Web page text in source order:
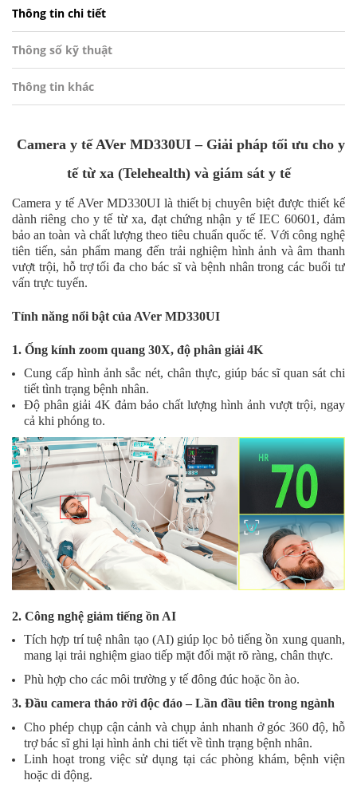
Thông tin chi tiết
Thông số kỹ thuật
Thông tin khác
Camera y tế AVer MD330UI – Giải pháp tối ưu cho y
tế từ xa (Telehealth) và giám sát y tế
Camera y tế AVer MD330UI là thiết bị chuyên biệt được thiết kế
dành riêng cho y tế từ xa, đạt chứng nhận y tế IEC 60601, đảm
bảo an toàn và chất lượng theo tiêu chuẩn quốc tế. Với công nghệ
tiên tiến, sản phẩm mang đến trải nghiệm hình ảnh và âm thanh
vượt trội, hỗ trợ tối đa cho bác sĩ và bệnh nhân trong các buổi tư
vấn trực tuyến.
Tính năng nổi bật của AVer MD330UI
1. Ống kính zoom quang 30X, độ phân giải 4K
Cung cấp hình ảnh sắc nét, chân thực, giúp bác sĩ quan sát chi
tiết tình trạng bệnh nhân.
Độ phân giải 4K đảm bảo chất lượng hình ảnh vượt trội, ngay
cả khi phóng to.
2. Công nghệ giảm tiếng ồn AI
Tích hợp trí tuệ nhân tạo (AI) giúp lọc bỏ tiếng ồn xung quanh,
mang lại trải nghiệm giao tiếp mặt đối mặt rõ ràng, chân thực.
Phù hợp cho các môi trường y tế đông đúc hoặc ồn ào.
3. Đầu camera tháo rời độc đáo – Lần đầu tiên trong ngành
Cho phép chụp cận cảnh và chụp ảnh nhanh ở góc 360 độ, hỗ
trợ bác sĩ ghi lại hình ảnh chi tiết về tình trạng bệnh nhân.
Linh hoạt trong việc sử dụng tại các phòng khám, bệnh viện
hoặc di động.